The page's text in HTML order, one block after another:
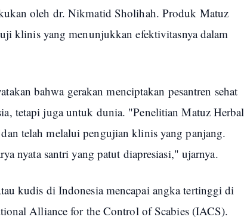
oleh dr. Nikmatid Sholihah. Produk Matuz
klinis yang menunjukkan efektivitasnya dalam
bahwa gerakan menciptakan pesantren sehat
tetapi juga untuk dunia. "Penelitian Matuz Herbal
telah melalui pengujian klinis yang panjang.
nyata santri yang patut diapresiasi," ujarnya.
kudis di Indonesia mencapai angka tertinggi di
Alliance for the Control of Scabies (IACS).